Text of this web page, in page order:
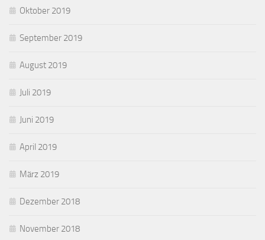
Oktober 2019
September 2019
August 2019
Juli 2019
Juni 2019
April 2019
März 2019
Dezember 2018
November 2018